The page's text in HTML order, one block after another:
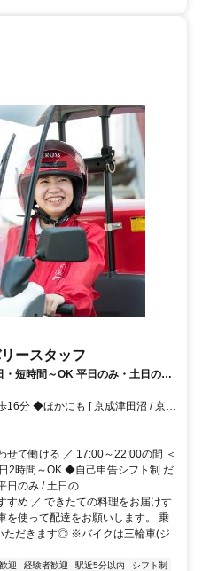
ースタッフ
短時間～OK 平日のみ・土日のみ
ループ全店で使える割引券など待
16分 ◆ほかにも [ 京成津田沼 / 京成
で10～12分程度!!※自転車 / 車 / バ
せて働ける ／ 17:00～22:00の間 ＜
2時間～OK ◆自己申告シフト制 だ
のみ / 土日の...
すめ ／ できたての料理をお届けす
を使って配達をお願いします。 乗
ただきます◎ ※バイクは三輪車(ジ
迎 経験者歓迎 駅近5分以内
シフト制